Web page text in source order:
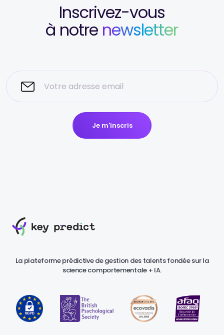
Inscrivez-vous
à notre newsletter
Je m'inscris
La plateforme prédictive de gestion des talents fondée sur la
science comportementale + IA.